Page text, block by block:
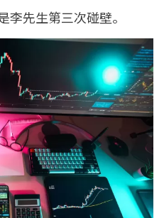
先生第三次碰壁。